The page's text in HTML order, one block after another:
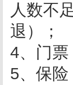
人数不
退）；
4、门
5、保